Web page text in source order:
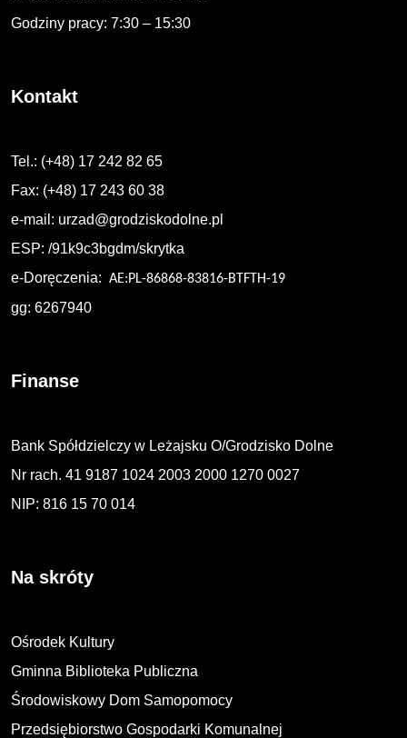
Godziny pracy: 7:30 – 15:30
Kontakt
Tel.: (+48) 17 242 82 65
Fax: (+48) 17 243 60 38
e-mail: urzad@grodziskodolne.pl
ESP: /91k9c3bgdm/skrytka
e-Doręczenia: AE:PL-86868-83816-BTFTH-19
gg: 6267940
Finanse
Bank Spółdzielczy w Leżajsku O/Grodzisko Dolne
Nr rach. 41 9187 1024 2003 2000 1270 0027
NIP: 816 15 70 014
Na skróty
Ośrodek Kultury
Gminna Biblioteka Publiczna
Środowiskowy Dom Samopomocy
Przedsiębiorstwo Gospodarki Komunalnej